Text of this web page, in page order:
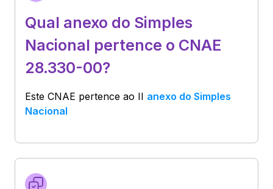
Qual anexo do Simples
Nacional pertence o CNAE
28.330-00?
Este CNAE pertence ao II anexo do Simples
Nacional